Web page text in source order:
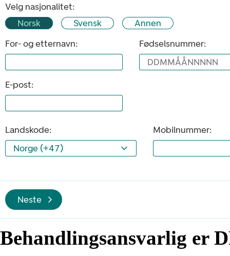
Velg nasjonalitet:
Norsk
Svensk
Annen
For- og etternavn:
Fødselsnummer:
DDMMÅÅNNNNN
E-post:
Landskode:
Norge (+47)
Mobilnummer:
Neste
Behandlingsansvarlig er